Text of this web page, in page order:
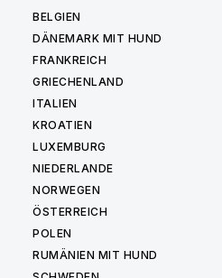
BELGIEN
DÄNEMARK MIT HUND
FRANKREICH
GRIECHENLAND
ITALIEN
KROATIEN
LUXEMBURG
NIEDERLANDE
NORWEGEN
ÖSTERREICH
POLEN
RUMÄNIEN MIT HUND